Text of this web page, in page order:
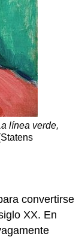
línea verde,
convertirse
XX. En